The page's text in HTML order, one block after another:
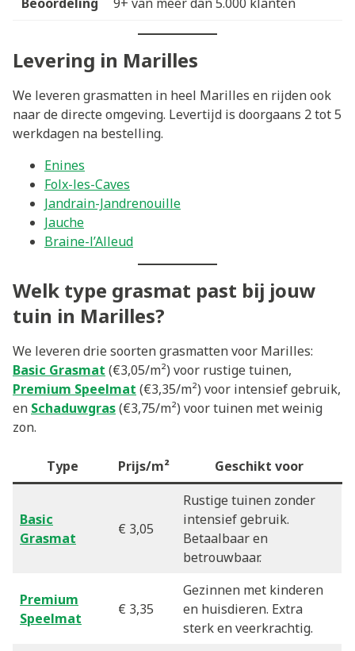
Levering in Marilles
We leveren grasmatten in heel Marilles en rijden ook
naar de directe omgeving. Levertijd is doorgaans 2 tot 5
werkdagen na bestelling.
Enines
Folx-les-Caves
Jandrain-Jandrenouille
Jauche
Braine-l’Alleud
Welk type grasmat past bij jouw
tuin in Marilles?
We leveren drie soorten grasmatten voor Marilles:
Basic Grasmat (€3,05/m²) voor rustige tuinen,
Premium Speelmat (€3,35/m²) voor intensief gebruik,
en Schaduwgras(€3,75/m²) voor tuinen met weinig
zon.
Type Prijs/m² Geschikt voor
Basic
Grasmat
€ 3,05
Rustige tuinen zonder
intensief gebruik.
Betaalbaar en
betrouwbaar.
Premium
Speelmat
€ 3,35
Gezinnen met kinderen
en huisdieren. Extra
sterk en veerkrachtig.